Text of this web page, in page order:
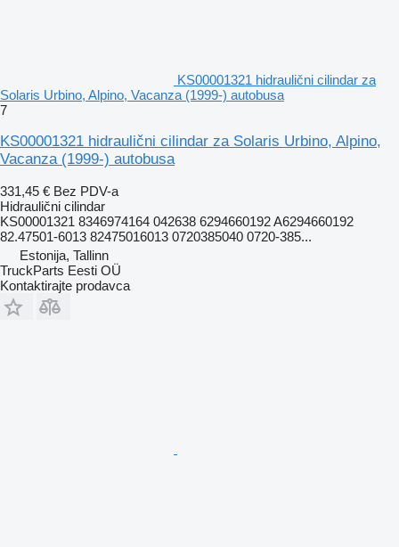
KS00001321 hidraulični cilindar za
Solaris Urbino, Alpino, Vacanza (1999-) autobusa
7
KS00001321 hidraulični cilindar za Solaris Urbino, Alpino,
Vacanza (1999-) autobusa
331,45 € Bez PDV-a
Hidraulični cilindar
KS00001321 8346974164 042638 6294660192 A6294660192
82.47501-6013 82475016013 0720385040 0720-385...
Estonija, Tallinn
TruckParts Eesti OÜ
Kontaktirajte prodavca